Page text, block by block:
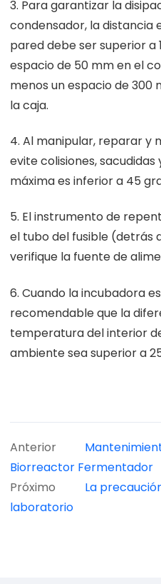
3. Para garantizar la
condensador, la distancia
pared debe ser superior a
espacio de 50 mm en el
menos un espacio de
la caja.
4. Al manipular, reparar y
evite colisiones,
máxima es inferior a 45
5. El instrumento de
el tubo del fusible (detrás
verifique la fuente de
6. Cuando la incubadora
recomendable que la
temperatura del interior
ambiente sea superior a
Anterior
Biorreactor Fermentador
Próximo
La
laboratorio